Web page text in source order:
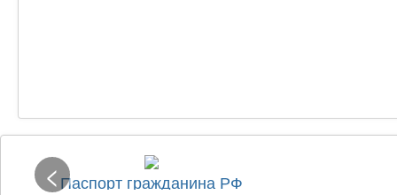
Паспорт гражданина РФ
<